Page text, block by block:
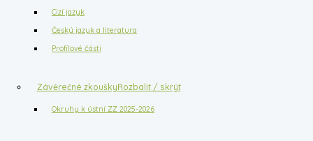
Cizí jazyk
Český jazyk a literatura
Profilové části
Závěrečné zkouškyRozbalit / skrýt
Okruhy k ústní ZZ 2025-2026